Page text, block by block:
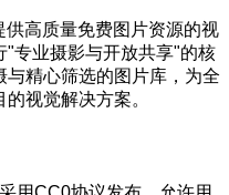
高质量免费图片资源的视
"专业摄影与开放共享"的核
精心筛选的图片库，为全
视觉解决方案。